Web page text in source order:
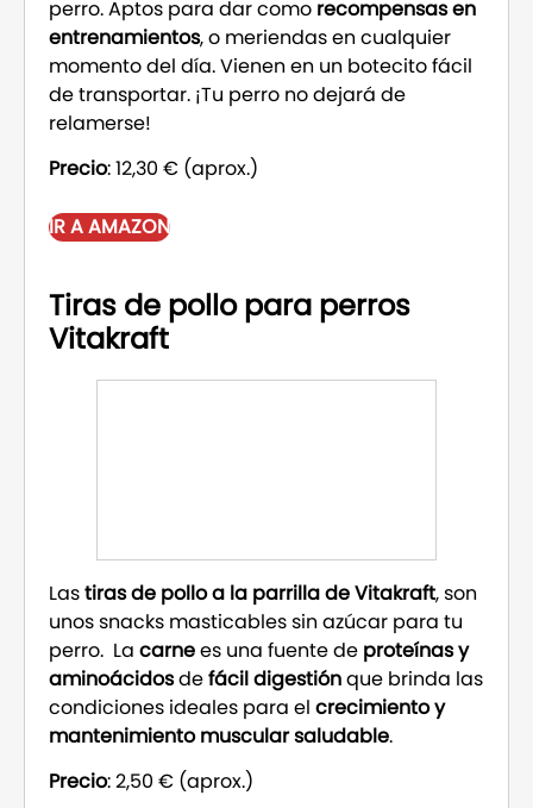
perro. Aptos para dar como recompensas en
entrenamientos, o meriendas en cualquier
momento del día. Vienen en un botecito fácil
de transportar. ¡Tu perro no dejará de
relamerse!
Precio: 12,30 € (aprox.)
IR A AMAZON
Tiras de pollo para perros
Vitakraft
Lastiras de pollo a la parrilla de Vitakraft, son
unos snacks masticables sin azúcar para tu
perro. La carnees una fuente de proteínas y
aminoácidosdefácil digestiónque brinda las
condiciones ideales para el crecimiento y
mantenimiento muscular saludable.
Precio: 2,50 € (aprox.)